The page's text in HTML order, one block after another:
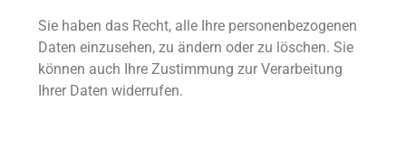
Sie haben das Recht, alle Ihre personenbezogenen
Daten einzusehen, zu ändern oder zu löschen. Sie
können auch Ihre Zustimmung zur Verarbeitung
Ihrer Daten widerrufen.